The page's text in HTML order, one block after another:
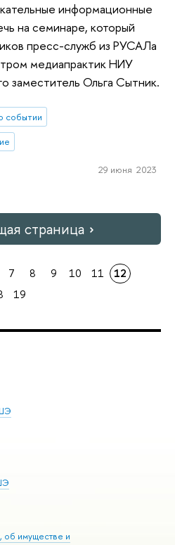
информационные
на семинаре, который
пресс-служб из РУСАЛа
медиапрактик НИУ
заместитель Ольга Сытник.
событии
29 июня 2023
страница
7 8 9 10 11
12
19
об имуществе и